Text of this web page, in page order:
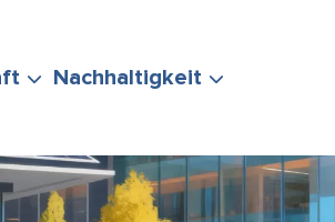
Nachhaltigkeit